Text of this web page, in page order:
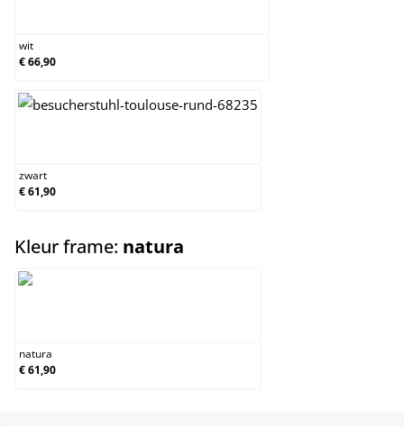
wit
€ 66,90
zwart
€ 61,90
Kleur frame: natura
natura
€ 61,90